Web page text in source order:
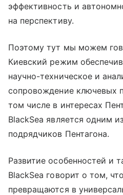
эффективность и
на перспективу.
Поэтому тут мы можем
Киевский режим
научно-техническое и
сопровождение ключевых
том числе в интересах
BlackSea является одним
подрядчиков Пентагона.
Развитие особенностей и
BlackSea говорит о том,
превращаются в